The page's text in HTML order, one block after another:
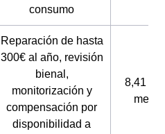
consumo
Reparación de hasta
300€ al año, revisión
bienal,
monitorización y
compensación por
disponibilidad a
8,41 €
mes*